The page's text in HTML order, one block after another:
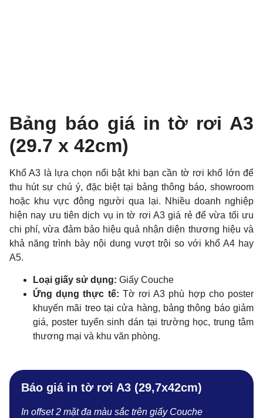
Bảng báo giá in tờ rơi A3
(29.7 x 42cm)
Khổ A3 là lựa chọn nổi bật khi bạn cần tờ rơi khổ lớn để
thu hút sự chú ý, đặc biệt tại bảng thông báo, showroom
hoặc khu vực đông người qua lại. Nhiều doanh nghiệp
hiện nay ưu tiên dịch vụ in tờ rơi A3 giá rẻ để vừa tối ưu
chi phí, vừa đảm bảo hiệu quả nhận diện thương hiệu và
khả năng trình bày nội dung vượt trội so với khổ A4 hay
A5.
Loại giấy sử dụng: Giấy Couche
Ứng dụng thực tế: Tờ rơi A3 phù hợp cho poster
khuyến mãi treo tại cửa hàng, bảng thông báo giảm
giá, poster tuyển sinh dán tại trường học, trung tâm
thương mại và khu văn phòng.
Báo giá in tờ rơi A3 (29,7x42cm)
In offset 2 mặt đa màu sắc trên giấy Couche